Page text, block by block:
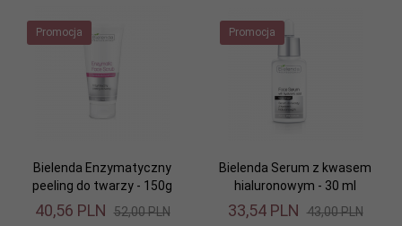
Promocja
Bielenda Enzymatyczny
peeling do twarzy - 150g
40,56 PLN 52,00 PLN
Promocja
Bielenda Serum z kwasem
hialuronowym - 30 ml
33,54 PLN 43,00 PLN